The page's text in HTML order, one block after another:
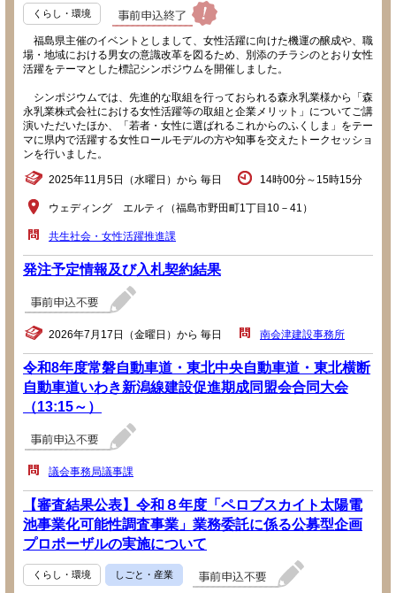
くらし・環境
福島県主催のイベントとしまして、女性活躍に向けた機運の醸成や、職
場・地域における男女の意識改革を図るため、別添のチラシのとおり女性
活躍をテーマとした標記シンポジウムを開催しました。
シンポジウムでは、先進的な取組を行っておられる森永乳業様から「森
永乳業株式会社における女性活躍等の取組と企業メリット」についてご講
演いただいたほか、「若者・女性に選ばれるこれからのふくしま」をテー
マに県内で活躍する女性ロールモデルの方や知事を交えたトークセッショ
ンを行いました。
2025年11月5日（水曜日）から 毎日 14時00分～15時15分
ウェディング エルティ（福島市野田町1丁目10－41）
共生社会・女性活躍推進課
発注予定情報及び入札契約結果
2026年7月17日（金曜日）から 毎日 南会津建設事務所
令和8年度常磐自動車道・東北中央自動車道・東北横断
自動車道いわき新潟線建設促進期成同盟会合同大会
（13:15～）
議会事務局議事課
【審査結果公表】令和８年度「ペロブスカイト太陽電
池事業化可能性調査事業」業務委託に係る公募型企画
プロポーザルの実施について
くらし・環境 しごと・産業